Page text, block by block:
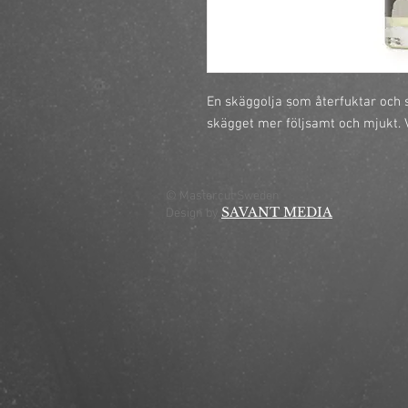
En skäggolja som återfuktar och
skägget mer följsamt och mjukt.
© Mastercut Sweden
Design by SAVANT MEDIA